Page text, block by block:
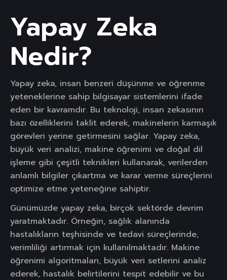
Yapay Zeka
Nedir?
Yapay zeka, insan benzeri düşünme ve öğrenme
yeteneklerine sahip bilgisayar sistemlerini ifade
eden bir kavramdır. Bu teknoloji, insan zekasının
bazı özelliklerini taklit ederek, makinelerin karmaşık
görevleri yerine getirmesini sağlar. Yapay zeka,
büyük veri analizi, makine öğrenimi ve doğal dil
işleme gibi çeşitli teknikleri kullanarak, verilerden
anlamlı bilgiler çıkartma ve karar verme süreçlerini
optimize etme yeteneğine sahiptir.
Günümüzde yapay zeka, birçok sektörde devrim
yaratmaktadır. Örneğin, sağlık alanında
hastalıkların teşhisinde ve tedavi süreçlerinde,
verimliliği artırmak için kullanılmaktadır. Makine
öğrenimi algoritmaları, büyük veri setlerini analiz
ederek, hastalık belirtilerini tespit edebilir ve bu